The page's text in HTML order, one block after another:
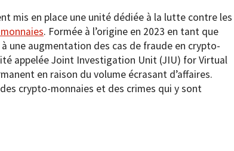
mis en place une unité dédiée à la lutte contre les
. Formée à l’origine en 2023 en tant que
une augmentation des cas de fraude en crypto-
appelée Joint Investigation Unit (JIU) for Virtual
en raison du volume écrasant d’affaires.
crypto-monnaies et des crimes qui y sont